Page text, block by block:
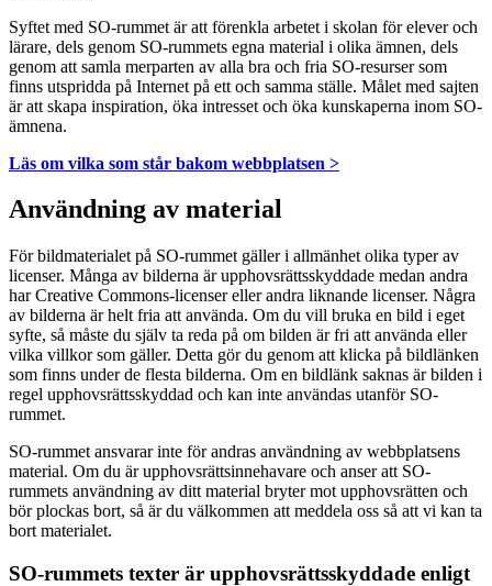
Syftet med SO-rummet är att förenkla arbetet i skolan för elever och
lärare, dels genom SO-rummets egna material i olika ämnen, dels
genom att samla merparten av alla bra och fria SO-resurser som
finns utspridda på Internet på ett och samma ställe. Målet med sajten
är att skapa inspiration, öka intresset och öka kunskaperna inom SO-
ämnena.
Läs om vilka som står bakom webbplatsen >
Användning av material
För bildmaterialet på SO-rummet gäller i allmänhet olika typer av
licenser. Många av bilderna är upphovsrättsskyddade medan andra
har Creative Commons-licenser eller andra liknande licenser. Några
av bilderna är helt fria att använda. Om du vill bruka en bild i eget
syfte, så måste du själv ta reda på om bilden är fri att använda eller
vilka villkor som gäller. Detta gör du genom att klicka på bildlänken
som finns under de flesta bilderna. Om en bildlänk saknas är bilden i
regel upphovsrättsskyddad och kan inte användas utanför SO-
rummet.
SO-rummet ansvarar inte för andras användning av webbplatsens
material. Om du är upphovsrättsinnehavare och anser att SO-
rummets användning av ditt material bryter mot upphovsrätten och
bör plockas bort, så är du välkommen att meddela oss så att vi kan ta
bort materialet.
SO-rummets texter är upphovsrättsskyddade enligt